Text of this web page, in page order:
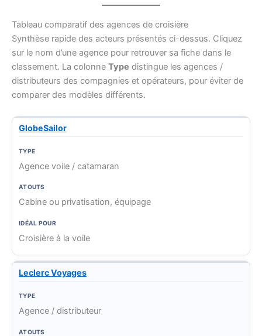
Tableau comparatif des agences de croisière
Synthèse rapide des acteurs présentés ci-dessus. Cliquez
sur le nom d’une agence pour retrouver sa fiche dans le
classement. La colonne Type distingue les agences /
distributeurs des compagnies et opérateurs, pour éviter de
comparer des modèles différents.
A
g
c
e
T
e
t
t
a
p
r
GlobeSailor
Agence voile / catamaran
Cabine ou privatisation, équipage
Croisière à la voile
Leclerc Voyages
Agence / distributeur